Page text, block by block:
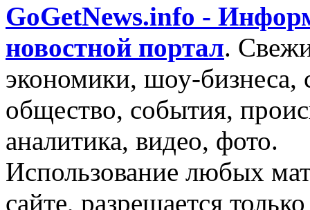
GoGetNews.info -
новостной портал.
экономики, шоу-бизнеса,
общество, события,
аналитика, видео, фото.
Использование любых
сайте, разрешается